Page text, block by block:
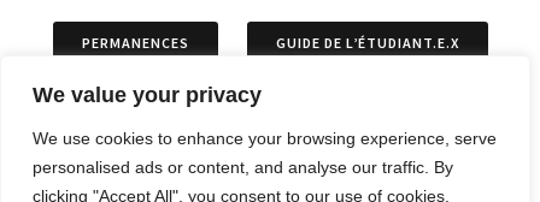
We value your privacy
We use cookies to enhance your browsing experience, serve
personalised ads or content, and analyse our traffic. By
clicking "Accept All", you consent to our use of cookies.
PERMANENCES GUIDE DE L’ÉTUDIANT.E.X
ARTICLES OPPOSITIONS ET RECOURS